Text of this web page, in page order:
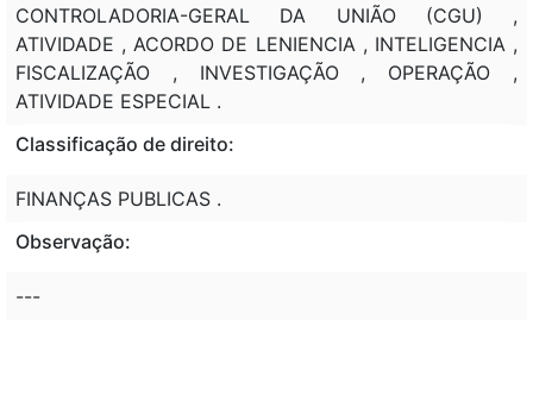
CONTROLADORIA-GERAL DA UNIÃO (CGU) ,
ATIVIDADE , ACORDO DE LENIENCIA , INTELIGENCIA ,
FISCALIZAÇÃO , INVESTIGAÇÃO , OPERAÇÃO ,
ATIVIDADE ESPECIAL .
Classificação de direito:
FINANÇAS PUBLICAS .
Observação:
---